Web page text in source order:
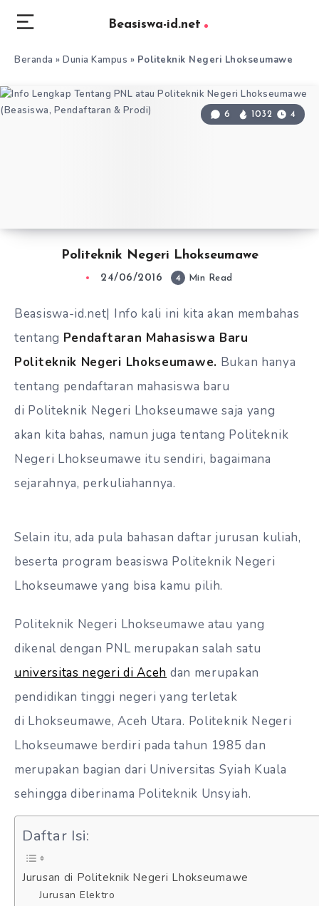
Beasiswa-id.net
Beranda » Dunia Kampus » Politeknik Negeri Lhokseumawe
Politeknik Negeri Lhokseumawe
6 1032 4
24/06/2016 4 Min Read
Beasiswa-id.net| Info kali ini kita akan membahas
tentang Pendaftaran Mahasiswa Baru
Politeknik Negeri Lhokseumawe. Bukan hanya
tentang pendaftaran mahasiswa baru
di Politeknik Negeri Lhokseumawe saja yang
akan kita bahas, namun juga tentang Politeknik
Negeri Lhokseumawe itu sendiri, bagaimana
sejarahnya, perkuliahannya.
Selain itu, ada pula bahasan daftar jurusan kuliah,
beserta program beasiswa Politeknik Negeri
Lhokseumawe yang bisa kamu pilih.
Politeknik Negeri Lhokseumawe atau yang
dikenal dengan PNL merupakan salah satu
universitas negeri di Aceh dan merupakan
pendidikan tinggi negeri yang terletak
di Lhokseumawe, Aceh Utara. Politeknik Negeri
Lhokseumawe berdiri pada tahun 1985 dan
merupakan bagian dari Universitas Syiah Kuala
sehingga diberinama Politeknik Unsyiah.
Daftar Isi:
Jurusan di Politeknik Negeri Lhokseumawe
Jurusan Elektro